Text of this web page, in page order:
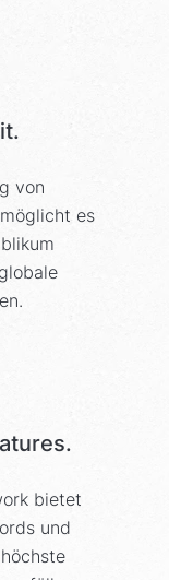
von
es
bietet
und